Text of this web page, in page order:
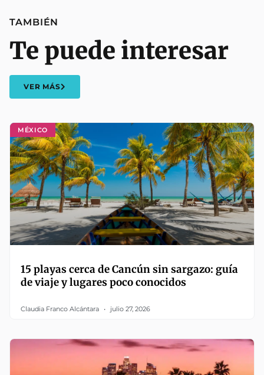
MÉXICO
15 playas cerca de Cancún sin sargazo: guía
de viaje y lugares poco conocidos
Claudia Franco Alcántara julio 27, 2026
TAMBIÉN
Te puede interesar
VER MÁS